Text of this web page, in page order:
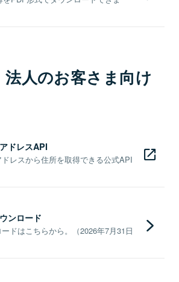
法人のお客さま向け
ドレスAPI
レスから住所を取得できる公式API
ンロード
ドはこちらから。（2026年7月31日